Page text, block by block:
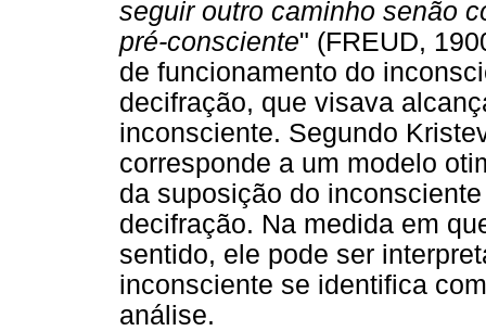
seguir outro caminho senão
pré-consciente" (FREUD,
de funcionamento do
decifração, que visava
inconsciente. Segundo
corresponde a um modelo
da suposição do
decifração. Na medida em
sentido, ele pode ser
inconsciente se identifica
análise.